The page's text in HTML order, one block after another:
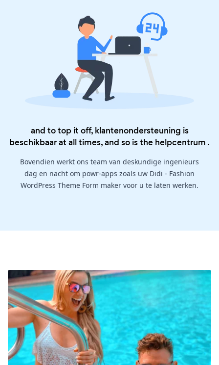
and to top it off, klantenondersteuning is
beschikbaar at all times, and so is the helpcentrum .
Bovendien werkt ons team van deskundige ingenieurs
dag en nacht om powr-apps zoals uw Didi - Fashion
WordPress Theme Form maker voor u te laten werken.